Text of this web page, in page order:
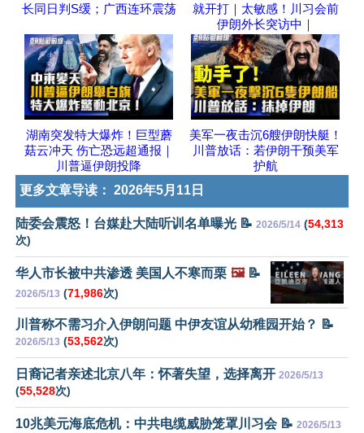
长同日判S缓；广西连环震荡
就开打｜太敏感！川习会前
伊朗外长突访中｜
湖南突发特大爆炸！巨型蘑
菇云冲天 伤亡恐远超通报｜
川普逼伊朗投降
美军一夜击沉6艘伊朗快艇！
川普放话：若伊朗干预美军
护航
更多文章导读： 2026年5月11日
陆委会震怒！台媒赴大陆听训名单曝光 📝 2026/5/14 (54,313
次)
华人市长被中共渗透 美国人不寒而栗 🖼️📝
2026/5/13 (71,986次)
川普称不需习介入伊朗问题 中伊友谊从幼稚园开始？ 📝
2026/5/13 (53,562次)
日裔记者亲述北京八年：怀著失望，选择离开 2026/5/13
(55,528次)
10兆美元海底危机：中共电缆威胁笼罩川习会 📝 2026/5/13